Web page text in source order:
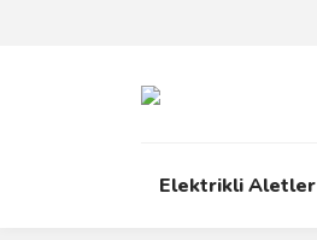
Elektrikli Aletler